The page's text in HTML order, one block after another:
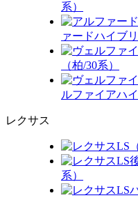
系）
ァードハイブ
（柏/30系）
ルファイアハ
レクサス
系）